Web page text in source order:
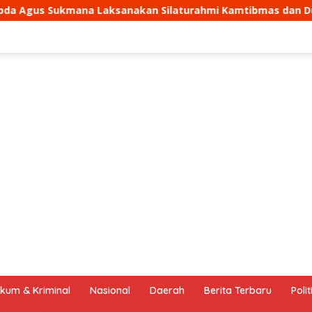
Kamtibmas dan Dumas Keliling dalam Rangka
& Kriminal Nasional Daerah Berita Terbaru